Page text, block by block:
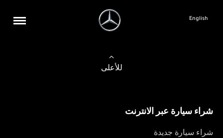
English
للأعلى
شراء سيارة عبر الانترنت
شراء سيارة جديدة